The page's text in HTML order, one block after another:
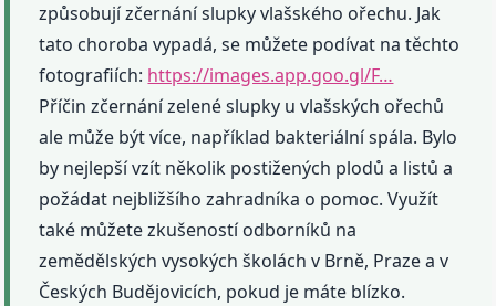
způsobují zčernání slupky vlašského ořechu. Jak
tato choroba vypadá, se můžete podívat na těchto
fotografiích: https://images.app.goo.gl/F…
Příčin zčernání zelené slupky u vlašských ořechů
ale může být více, například bakteriální spála. Bylo
by nejlepší vzít několik postižených plodů a listů a
požádat nejbližšího zahradníka o pomoc. Využít
také můžete zkušeností odborníků na
zemědělských vysokých školách v Brně, Praze a v
Českých Budějovicích, pokud je máte blízko.